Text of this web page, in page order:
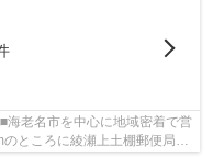
海老名市を中心に地域密着で営
ところに綾瀬上土棚郵便局が